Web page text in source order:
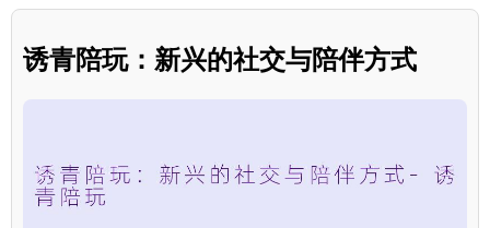
诱青陪玩：新兴的社交与陪伴方式